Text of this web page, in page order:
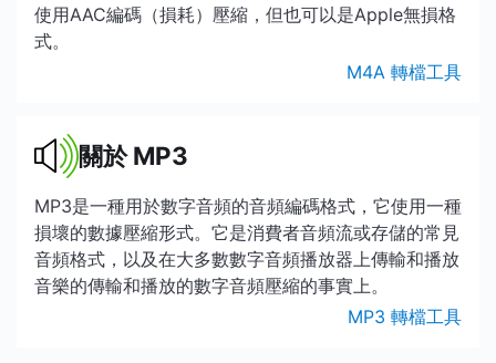
使用AAC編碼（損耗）壓縮，但也可以是Apple無損格
式。
M4A 轉檔工具
關於 MP3
MP3是一種用於數字音頻的音頻編碼格式，它使用一種
損壞的數據壓縮形式。它是消費者音頻流或存儲的常見
音頻格式，以及在大多數數字音頻播放器上傳輸和播放
音樂的傳輸和播放的數字音頻壓縮的事實上。
MP3 轉檔工具